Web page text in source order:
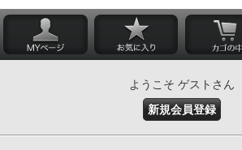
ようこそ ゲストさん
新規会員登録